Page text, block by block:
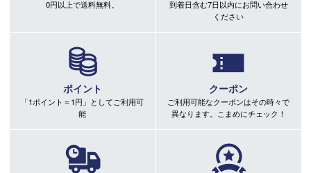
0円以上で送料無料。
到着日含む7日以内にお問い合わせ
ください
ポイント
「1ポイント＝1円」としてご利用可
能
クーポン
ご利用可能なクーポンはその時々で
異なります。こまめにチェック！